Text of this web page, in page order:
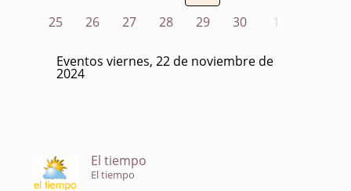
25
26 27 28 29 30 1
Eventos viernes, 22 de noviembre de
2024
El tiempo
El tiempo